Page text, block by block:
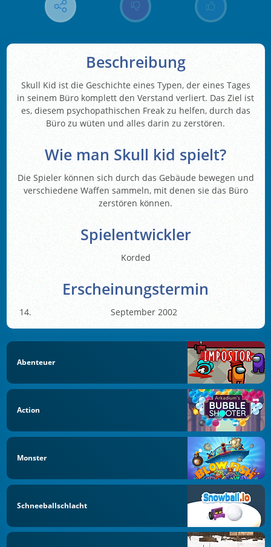
Beschreibung
Skull Kid ist die Geschichte eines Typen, der eines Tages
in seinem Büro komplett den Verstand verliert. Das Ziel ist
es, diesem psychopathischen Freak zu helfen, durch das
Büro zu wüten und alles darin zu zerstören.
Wie man Skull kid spielt?
Die Spieler können sich durch das Gebäude bewegen und
verschiedene Waffen sammeln, mit denen sie das Büro
zerstören können.
Spielentwickler
Korded
Erscheinungstermin
September 2002
Abenteuer
Action
Monster
Schneeballschlacht